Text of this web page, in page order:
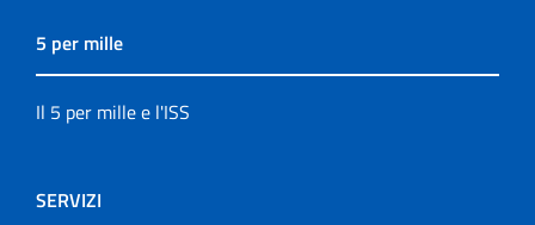
5 per mille
Il 5 per mille e l'ISS
SERVIZI